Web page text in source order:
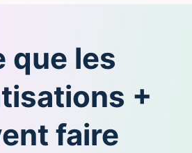
que les
+
faire